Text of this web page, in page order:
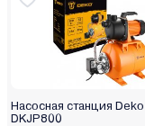
Насосная станция Deko
DKJP800